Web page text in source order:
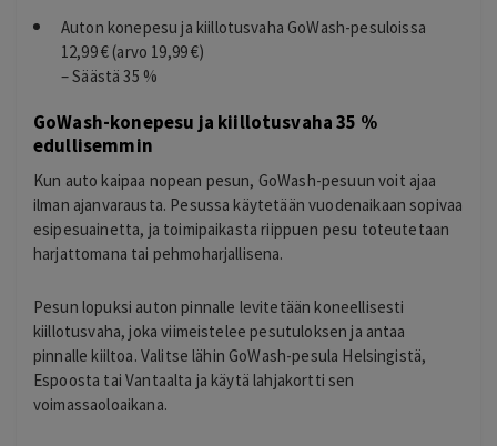
Auton konepesu ja kiillotusvaha GoWash-pesuloissa
12,99 € (arvo 19,99 €)
– Säästä 35 %
GoWash-konepesu ja kiillotusvaha 35 %
edullisemmin
Kun auto kaipaa nopean pesun, GoWash-pesuun voit ajaa
ilman ajanvarausta. Pesussa käytetään vuodenaikaan sopivaa
esipesuainetta, ja toimipaikasta riippuen pesu toteutetaan
harjattomana tai pehmoharjallisena.
Pesun lopuksi auton pinnalle levitetään koneellisesti
kiillotusvaha, joka viimeistelee pesutuloksen ja antaa
pinnalle kiiltoa. Valitse lähin GoWash-pesula Helsingistä,
Espoosta tai Vantaalta ja käytä lahjakortti sen
voimassaoloaikana.